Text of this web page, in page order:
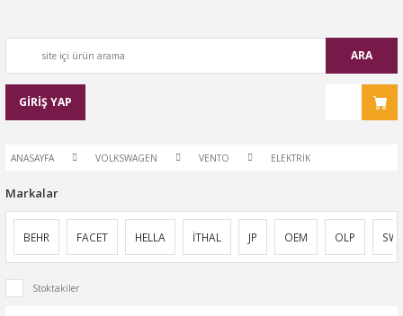
ARA
GİRİŞ YAP
ANASAYFA VOLKSWAGEN VENTO ELEKTRİK
Markalar
BEHR FACET HELLA İTHAL JP OEM OLP
Stoktakiler